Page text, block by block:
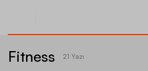
Fitness 21 Yazı